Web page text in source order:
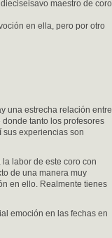
maestro de coro
en ella, pero por otro
una estrecha relación entre
donde tanto los profesores
sus experiencias son
labor de este coro con
de una manera muy
en ello. Realmente tienes
emoción en las fechas en